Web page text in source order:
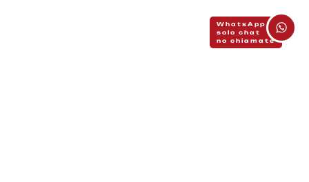
WhatsApp
solo chat
no chiamate